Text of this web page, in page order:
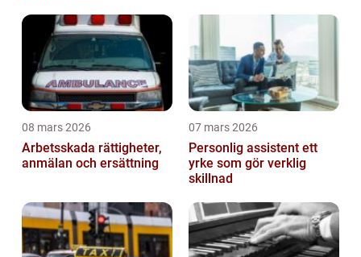
08 mars 2026
Arbetsskada rättigheter,
anmälan och ersättning
07 mars 2026
Personlig assistent ett
yrke som gör verklig
skillnad